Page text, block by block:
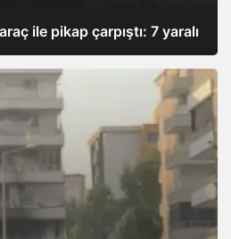
ile pikap çarpıştı: 7 yaralı